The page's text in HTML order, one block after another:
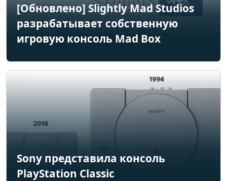
[Обновлено] Slightly Mad Studios
разрабатывает собственную
игровую консоль Mad Box
Sony представила консоль
PlayStation Classic